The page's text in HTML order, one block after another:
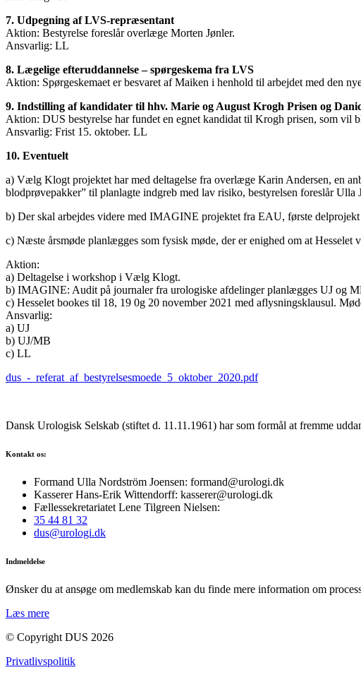
7. Udpegning af LVS-repræsentant
Aktion: Bestyrelse foreslår overlæge Morten Jønler.
Ansvarlig: LL
8. Lægelige efteruddannelse – spørgeskema fra LVS
Aktion: Spørgeskemaet er besvaret af Maiken i henhold til arbejdet med den
9. Indstilling af kandidater til hhv. Marie og August Krogh Prisen og
Aktion: DUS bestyrelse har fundet en egnet kandidat til Krogh prisen, som vil
Ansvarlig: Frist 15. oktober. LL
10. Eventuelt
a) Vælg Klogt projektet har med deltagelse fra overlæge Karin Andersen, en
blodprøvepakker” til planlagte indgreb med lav risiko, bestyrelsen foreslår Ulla
b) Der skal arbejdes videre med IMAGINE projektet fra EAU, første delprojekt
c) Næste årsmøde planlægges som fysisk møde, der er enighed om at Hesselet
Aktion:
a) Deltagelse i workshop i Vælg Klogt.
b) IMAGINE: Audit på journaler fra urologiske afdelinger planlægges UJ og
c) Hesselet bookes til 18, 19 0g 20 november 2021 med aflysningsklausul.
Ansvarlig:
a) UJ
b) UJ/MB
c) LL
dus_-_referat_af_bestyrelsesmoede_5_oktober_2020.pdf
Dansk Urologisk Selskab (stiftet d. 11.11.1961) har som formål at fremme
Kontakt os:
Formand Ulla Nordström Joensen: formand@urologi.dk
Kasserer Hans-Erik Wittendorff: kasserer@urologi.dk
Fællessekretariatet Lene Tilgreen Nielsen:
35 44 81 32
dus@urologi.dk
Indmeldelse
Ønsker du at ansøge om medlemskab kan du finde mere information om
Læs mere
© Copyright DUS 2026
Privatlivspolitik